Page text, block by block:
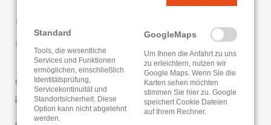
Kontaktdaten
Volkmarser Str. 3
34479 Breuna
05693/98980
E-Mail senden
Standard
Tools, die wesentliche
Services und Funktionen
ermöglichen, einschließlich
Identitätsprüfung,
Servicekontinuität und
Standortsicherheit. Diese
Option kann nicht abgelehnt
werden.
GoogleMaps
Um Ihnen die Anfahrt zu uns
zu erleichtern, nutzen wir
Google Maps. Wenn Sie die
Karten sehen möchten
stimmen Sie hier zu. Google
speichert Cookie Dateien
auf Ihrem Rechner.